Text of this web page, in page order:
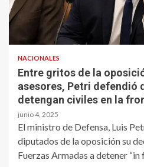
NACIONALES
Entre gritos de la
asesores, Petri defendió
detengan civiles en la
junio 4, 2025
El ministro de Defensa, Luis
diputados de la oposición su
Fuerzas Armadas a detener “in